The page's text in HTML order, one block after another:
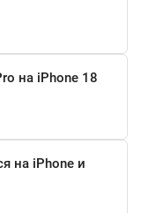
пользоваться
восьми часов.
увеличивается
достаточно
на iPhone 18
на iPhone и